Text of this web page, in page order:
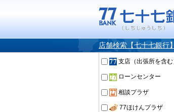
店舗検索【七十七銀行
支店（出張所を含む
ローンセンター
相談プラザ
77ほけんプラザ